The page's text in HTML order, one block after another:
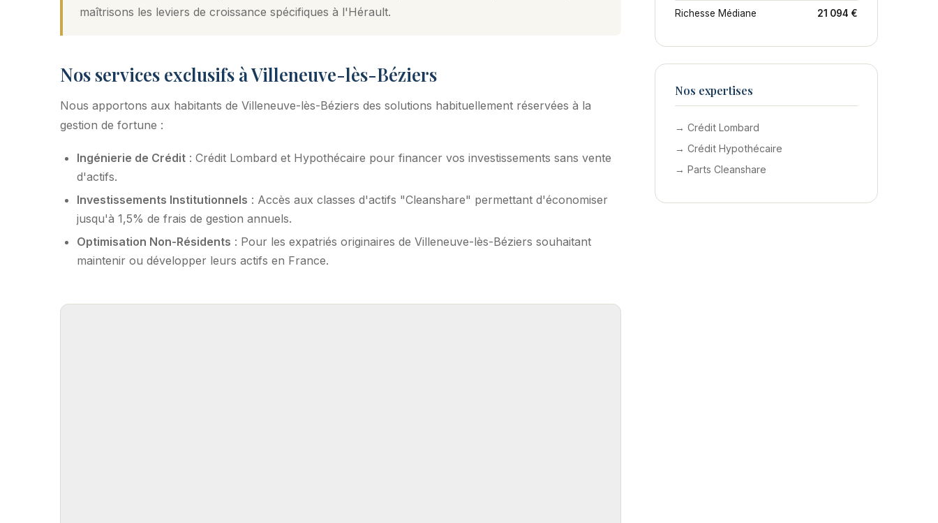
maîtrisons les leviers de croissance spécifiques à l'Hérault.
Nos services exclusifs à Villeneuve-lès-Béziers
Nous apportons aux habitants de Villeneuve-lès-Béziers des solutions habituellement réservées à la
gestion de fortune :
Ingénierie de Crédit : Crédit Lombard et Hypothécaire pour financer vos investissements sans vente
d'actifs.
Investissements Institutionnels : Accès aux classes d'actifs "Cleanshare" permettant d'économiser
jusqu'à 1,5% de frais de gestion annuels.
Optimisation Non-Résidents : Pour les expatriés originaires de Villeneuve-lès-Béziers souhaitant
maintenir ou développer leurs actifs en France.
Richesse Médiane 21 094 €
Nos expertises
→ Crédit Lombard
→ Crédit Hypothécaire
→ Parts Cleanshare